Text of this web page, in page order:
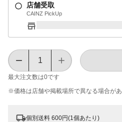
店舗受取
CAINZ PickUp
最大注文数は0です
※価格は​店舗や​掲載場所で​異なる​場合が​あ
個別送料 600円(1個あたり)